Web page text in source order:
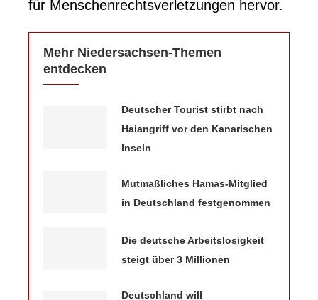
für Menschenrechtsverletzungen hervor.
Mehr Niedersachsen-Themen
entdecken
Deutscher Tourist stirbt nach
Haiangriff vor den Kanarischen
Inseln
Mutmaßliches Hamas-Mitglied
in Deutschland festgenommen
Die deutsche Arbeitslosigkeit
steigt über 3 Millionen
Deutschland will